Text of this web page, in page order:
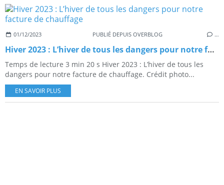
01/12/2023 PUBLIÉ DEPUIS OVERBLOG …
Hiver 2023 : L’hiver de tous les dangers pour notre facture de chauffage
Temps de lecture 3 min 20 s Hiver 2023 : L’hiver de tous les
dangers pour notre facture de chauffage. Crédit photo...
EN SAVOIR PLUS